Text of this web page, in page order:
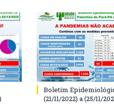
Boletim
(21/11/2022) a (25/11/